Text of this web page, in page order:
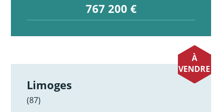
767 200 €
À
VENDRE
Limoges
(87)